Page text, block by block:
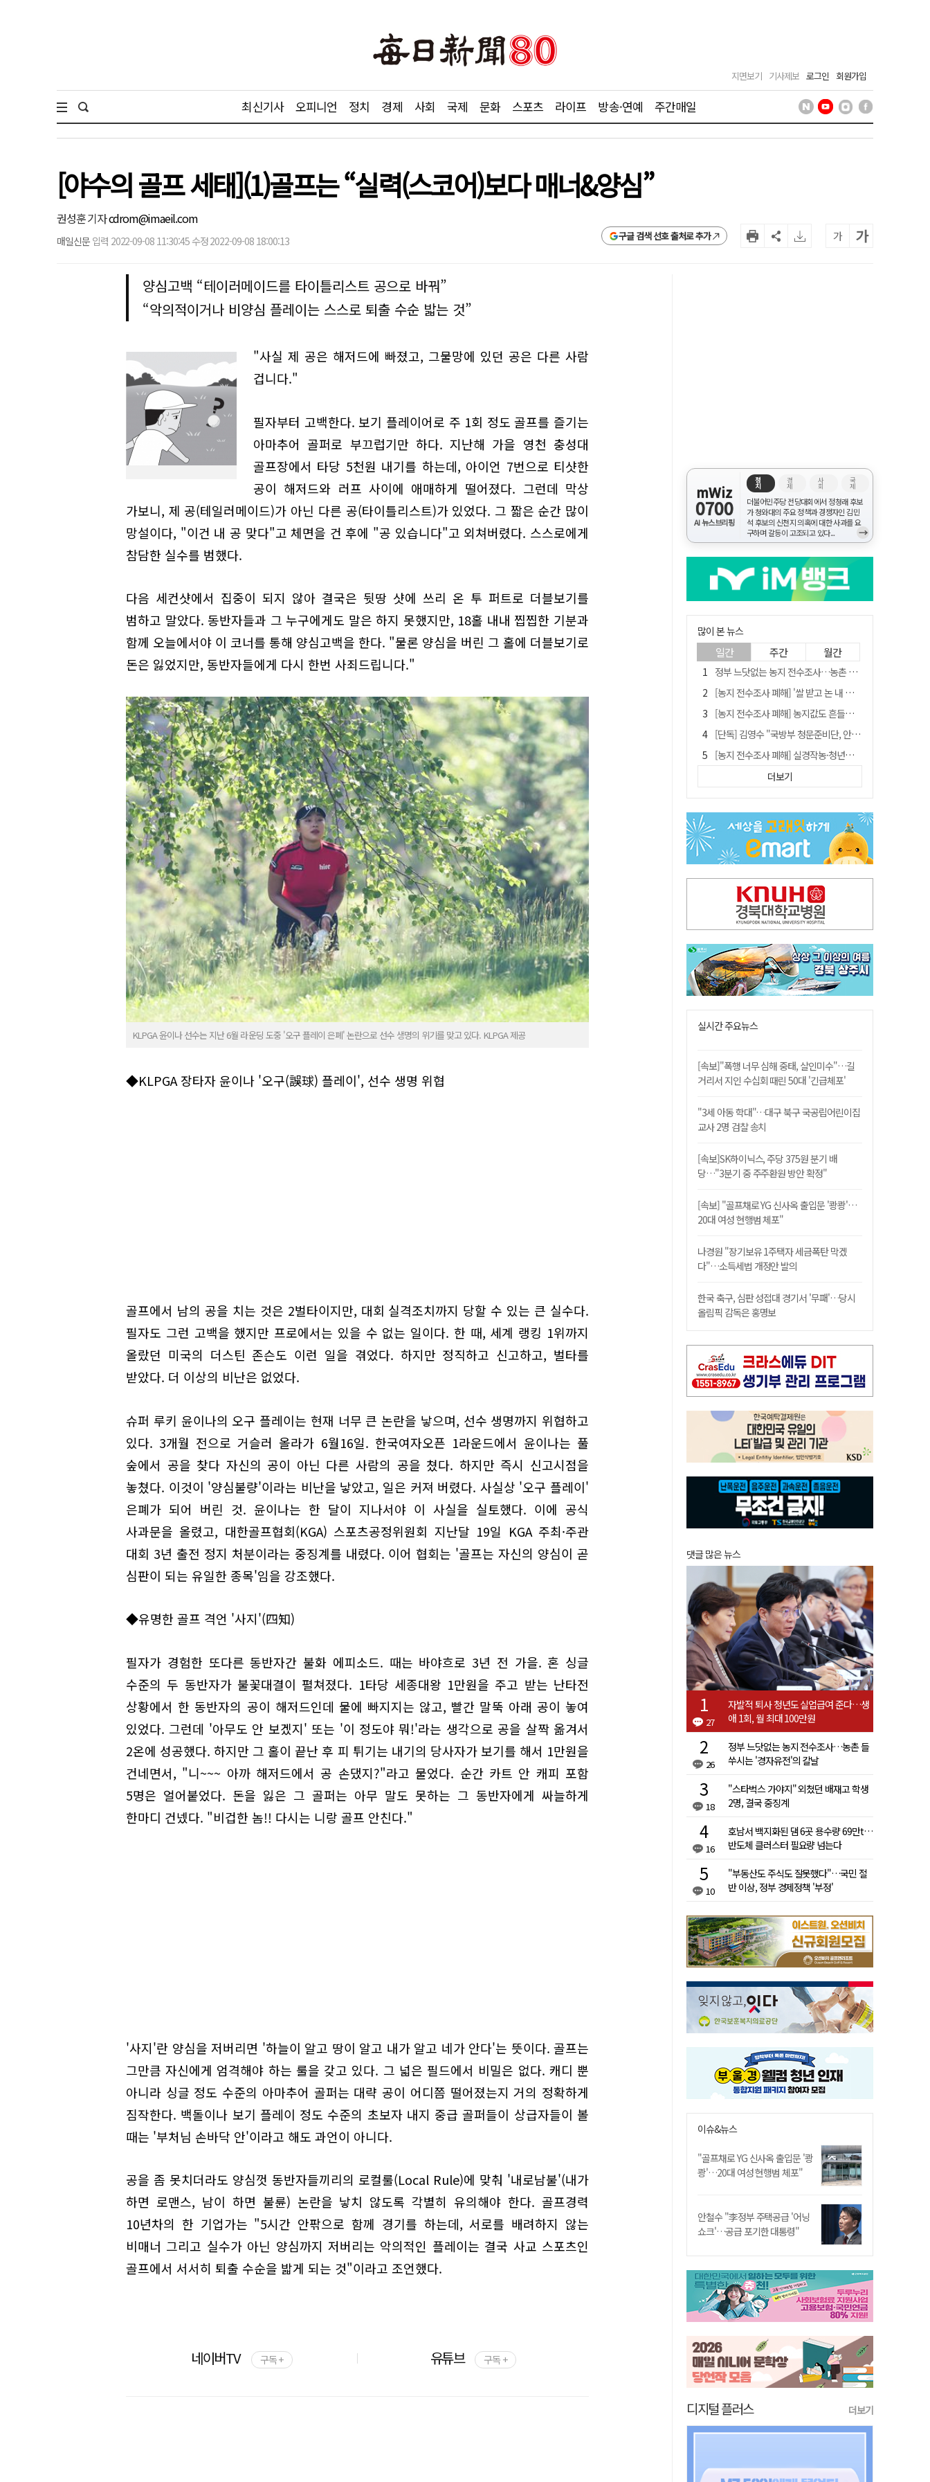
지면보기 기사제보 로그인 회원가입
최신기사 오피니언 정치 경제 사회 국제 문화 스포츠 라이프 방송·연예 주간매일
[야수의 골프 세태](1)골프는 “실력(스코어)보다 매너&양심”
권성훈 기자cdrom@imaeil.com
매일신문 입력 2022-09-08 11:30:45 수정 2022-09-08 18:00:13 구글 검색 선호 출처로 추가 가 가
양심고백 “테이러메이드를 타이틀리스트 공으로 바꿔”
“악의적이거나 비양심 플레이는 스스로 퇴출 수순 밟는 것”
"사실 제 공은 해저드에 빠졌고, 그물망에 있던 공은 다른 사람
겁니다."
필자부터 고백한다. 보기 플레이어로 주 1회 정도 골프를 즐기는
아마추어 골퍼로 부끄럽기만 하다. 지난해 가을 영천 충성대
골프장에서 타당 5천원 내기를 하는데, 아이언 7번으로 티샷한
공이 해저드와 러프 사이에 애매하게 떨어졌다. 그런데 막상
가보니, 제 공(테일러메이드)가 아닌 다른 공(타이틀리스트)가 있었다. 그 짧은 순간 많이
망설이다, "이건 내 공 맞다"고 체면을 건 후에 "공 있습니다"고 외쳐버렸다. 스스로에게
참담한 실수를 범했다.
다음 세컨샷에서 집중이 되지 않아 결국은 뒷땅 샷에 쓰리 온 투 퍼트로 더블보기를
범하고 말았다. 동반자들과 그 누구에게도 말은 하지 못했지만, 18홀 내내 찝찝한 기분과
함께 오늘에서야 이 코너를 통해 양심고백을 한다. "물론 양심을 버린 그 홀에 더블보기로
돈은 잃었지만, 동반자들에게 다시 한번 사죄드립니다."
KLPGA 윤이나 선수는 지난 6월 라운딩 도중 '오구 플레이 은폐' 논란으로 선수 생명의 위기를 맞고 있다. KLPGA 제공
◆KLPGA 장타자 윤이나 '오구(誤球) 플레이', 선수 생명 위협
골프에서 남의 공을 치는 것은 2벌타이지만, 대회 실격조치까지 당할 수 있는 큰 실수다.
필자도 그런 고백을 했지만 프로에서는 있을 수 없는 일이다. 한 때, 세계 랭킹 1위까지
올랐던 미국의 더스틴 존슨도 이런 일을 겪었다. 하지만 정직하고 신고하고, 벌타를
받았다. 더 이상의 비난은 없었다.
슈퍼 루키 윤이나의 오구 플레이는 현재 너무 큰 논란을 낳으며, 선수 생명까지 위협하고
있다. 3개월 전으로 거슬러 올라가 6월16일. 한국여자오픈 1라운드에서 윤이나는 풀
숲에서 공을 찾다 자신의 공이 아닌 다른 사람의 공을 쳤다. 하지만 즉시 신고시점을
놓쳤다. 이것이 '양심불량'이라는 비난을 낳았고, 일은 커져 버렸다. 사실상 '오구 플레이'
은폐가 되어 버린 것. 윤이나는 한 달이 지나서야 이 사실을 실토했다. 이에 공식
사과문을 올렸고, 대한골프협회(KGA) 스포츠공정위원회 지난달 19일 KGA 주최·주관
대회 3년 출전 정지 처분이라는 중징계를 내렸다. 이어 협회는 '골프는 자신의 양심이 곧
심판이 되는 유일한 종목'임을 강조했다.
◆유명한 골프 격언 '사지'(四知)
필자가 경험한 또다른 동반자간 불화 에피소드. 때는 바야흐로 3년 전 가을. 혼 싱글
수준의 두 동반자가 불꽃대결이 펼쳐졌다. 1타당 세종대왕 1만원을 주고 받는 난타전
상황에서 한 동반자의 공이 해저드인데 물에 빠지지는 않고, 빨간 말뚝 아래 공이 놓여
있었다. 그런데 '아무도 안 보겠지' 또는 '이 정도야 뭐!'라는 생각으로 공을 살짝 옮겨서
2온에 성공했다. 하지만 그 홀이 끝난 후 피 튀기는 내기의 당사자가 보기를 해서 1만원을
건네면서, "니~~~ 아까 해저드에서 공 손댔지?"라고 물었다. 순간 카트 안 캐피 포함
5명은 얼어붙었다. 돈을 잃은 그 골퍼는 아무 말도 못하는 그 동반자에게 싸늘하게
한마디 건넸다. "비겁한 놈!! 다시는 니랑 골프 안친다."
'사지'란 양심을 저버리면 '하늘이 알고 땅이 알고 내가 알고 네가 안다'는 뜻이다. 골프는
그만큼 자신에게 엄격해야 하는 룰을 갖고 있다. 그 넓은 필드에서 비밀은 없다. 캐디 뿐
아니라 싱글 정도 수준의 아마추어 골퍼는 대략 공이 어디쯤 떨어졌는지 거의 정확하게
짐작한다. 백돌이나 보기 플레이 정도 수준의 초보자 내지 중급 골퍼들이 상급자들이 볼
때는 '부처님 손바닥 안'이라고 해도 과언이 아니다.
공을 좀 못치더라도 양심껏 동반자들끼리의 로컬룰(Local Rule)에 맞춰 '내로남불'(내가
하면 로맨스, 남이 하면 불륜) 논란을 낳치 않도록 각별히 유의해야 한다. 골프경력
10년차의 한 기업가는 "5시간 안팎으로 함께 경기를 하는데, 서로를 배려하지 않는
비매너 그리고 실수가 아닌 양심까지 저버리는 악의적인 플레이는 결국 사교 스포츠인
골프에서 서서히 퇴출 수순을 밟게 되는 것"이라고 조언했다.
네이버TV 구독 + 유튜브 구독 +
mWiz
0700
AI 뉴스브리핑
정
치
경
제
사
회
국
제
더불어민주당 전당대회에서 정청래 후보
가 청와대의 주요 정책과 경쟁자인 김민
석 후보의 신천지 의혹에 대한 사과를 요
구하며 갈등이 고조되고 있다...
→
많이 본 뉴스
일간 주간 월간
정부 느닷없는 농지 전수조사…농촌 들쑤시는 '경자유전'의 칼날
[농지 전수조사 폐해] '쌀 받고 논 내 준' 도지농 이제 어쩌나?
[농지 전수조사 폐해] 농지값도 흔들리나…"도지 막히면 헐값 매물 나올 수도"
[단독] 김영수 "국방부 청문준비단, 안규백 탈영 알고있었다"
[농지 전수조사 폐해] 실경작농·청년농 부담도 커진다
[기고] 대구 미래는 금호강·팔공산에 있다
타는 목마름 청도, 해 저문 저수지 둑에 군수가 서 있었다
"상법개정해도 주주가 '봉'"…하이닉스 솔리다임 상장설에 술렁[개미와글와글]
임시휴업 들어갔던 홈플러스 영주점, 7일 영업 재개…지하 1층만 운영
더보기
실시간 주요뉴스
[속보]"폭행 너무 심해 중태, 살인미수"…길
거리서 지인 수십회 때린 50대 '긴급체포'
"3세 아동 학대"…대구 북구 국공립어린이집
교사 2명 검찰 송치
[속보]SK하이닉스, 주당 375원 분기 배
당…"3분기 중 주주환원 방안 확정"
[속보] "골프채로 YG 신사옥 출입문 '쾅쾅'…
20대 여성 현행범 체포"
나경원 "장기보유 1주택자 세금폭탄 막겠
다"…소득세법 개정안 발의
한국 축구, 심판 성접대 경기서 '무패'…당시
올림픽 감독은 홍명보
댓글 많은 뉴스
27
자발적 퇴사 청년도 실업급여 준다…생
애 1회, 월 최대 100만원
26
정부 느닷없는 농지 전수조사…농촌 들
쑤시는 '경자유전'의 칼날
18
"스타벅스 가야지" 외쳤던 배재고 학생
2명, 결국 중징계
16
호남서 백지화된 댐 6곳 용수량 69만t…
반도체 클러스터 필요량 넘는다
10
"부동산도 주식도 잘못했다"…국민 절
반 이상, 정부 경제정책 '부정'
이슈&뉴스
"골프채로 YG 신사옥 출입문 '쾅
쾅'…20대 여성 현행범 체포"
안철수 "李정부 주택공급 '어닝
쇼크'…공급 포기한 대통령"
디지털 플러스 더보기